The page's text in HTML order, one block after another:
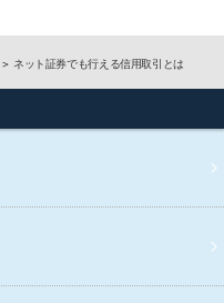
ネット証券でも行える信用取引とは